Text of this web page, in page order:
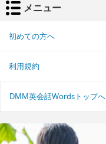
メニュー
初めての方へ
利用規約
DMM英会話Wordsトップへ